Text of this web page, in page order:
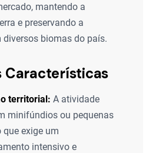
mantendo a
e preservando a
diversos biomas do país.
Características
territorial: A atividade
minifúndios ou pequenas
que exige um
intensivo e